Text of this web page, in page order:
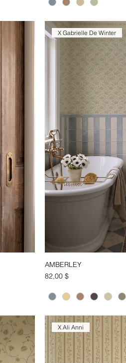
X Gabrielle De Winter
AMBERLEY
Prix
82,00 $
X Ali Anni